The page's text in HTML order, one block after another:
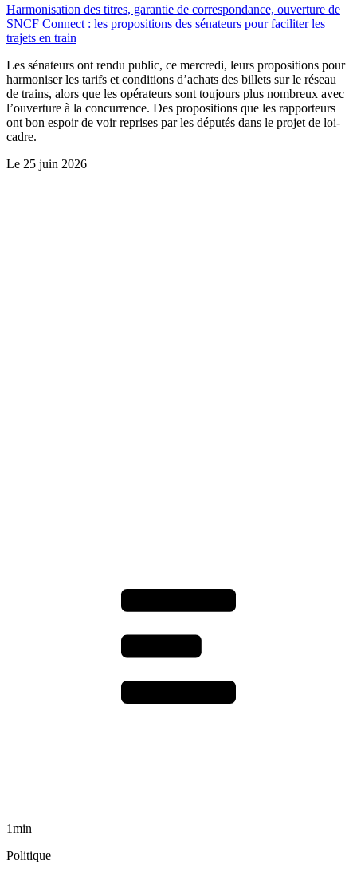
Harmonisation des titres, garantie de correspondance, ouverture de
SNCF Connect : les propositions des sénateurs pour faciliter les
trajets en train
Les sénateurs ont rendu public, ce mercredi, leurs propositions pour
harmoniser les tarifs et conditions d’achats des billets sur le réseau
de trains, alors que les opérateurs sont toujours plus nombreux avec
l’ouverture à la concurrence. Des propositions que les rapporteurs
ont bon espoir de voir reprises par les députés dans le projet de loi-
cadre.
Le 25 juin 2026
1min
Politique